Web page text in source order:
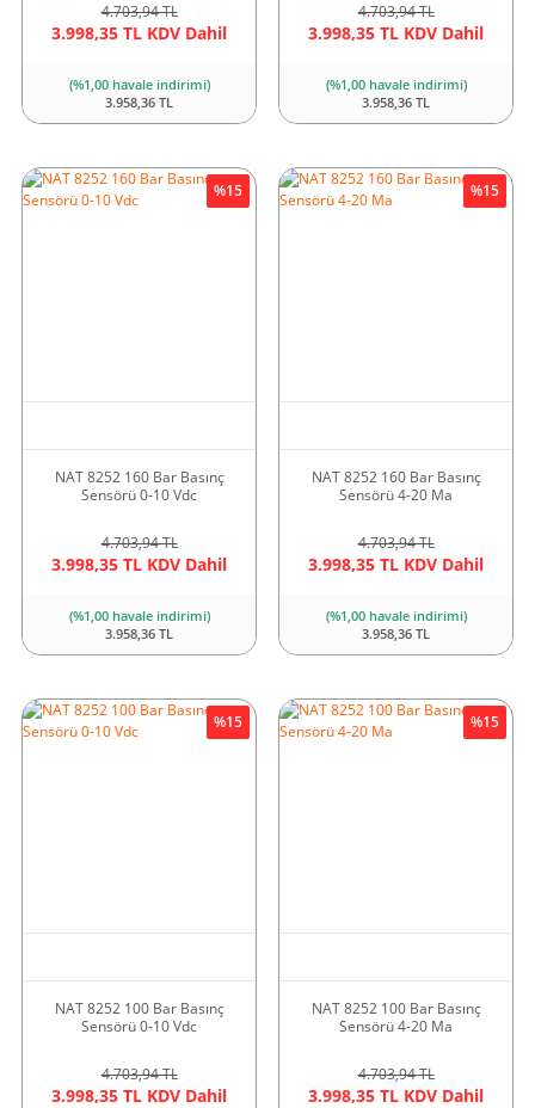
4.703,94 TL
3.998,35 TL KDV Dahil
(%1,00 havale indirimi)
3.958,36 TL
4.703,94 TL
3.998,35 TL KDV Dahil
(%1,00 havale indirimi)
3.958,36 TL
NAT 8252 160 Bar Basınç
Sensörü 0-10 Vdc
4.703,94 TL
3.998,35 TL KDV Dahil
%15
(%1,00 havale indirimi)
3.958,36 TL
NAT 8252 160 Bar Basınç
Sensörü 4-20 Ma
4.703,94 TL
3.998,35 TL KDV Dahil
%15
(%1,00 havale indirimi)
3.958,36 TL
NAT 8252 100 Bar Basınç
Sensörü 0-10 Vdc
4.703,94 TL
3.998,35 TL KDV Dahil
%15
NAT 8252 100 Bar Basınç
Sensörü 4-20 Ma
4.703,94 TL
3.998,35 TL KDV Dahil
%15